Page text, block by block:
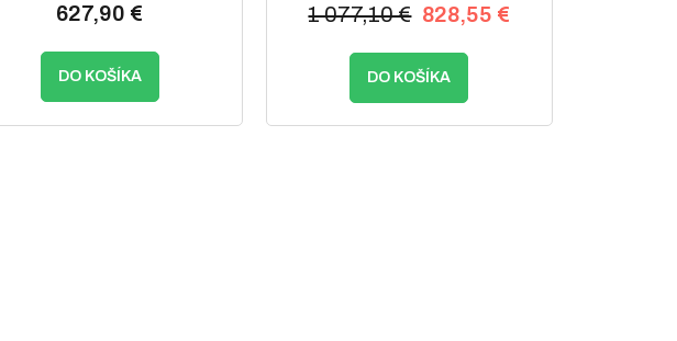
627,90 €
DO KOŠÍKA
828,55 €
1 077,10 €
DO KOŠÍKA